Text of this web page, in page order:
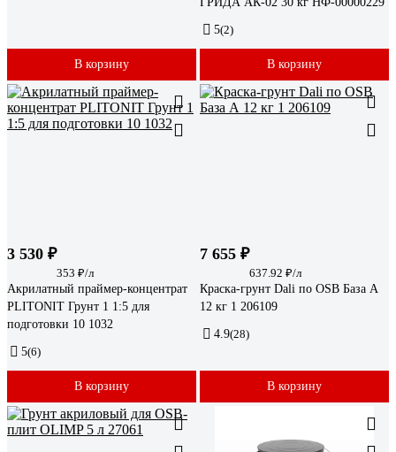
В корзину
5(2)
В корзину
3 530 ₽
353 ₽/л
Акрилатный праймер-концентрат
PLITONIT Грунт 1 1:5 для
подготовки 10 1032
5(6)
В корзину
7 655 ₽
637.92 ₽/л
Краска-грунт Dali по OSB База А
12 кг 1 206109
4.9(28)
В корзину